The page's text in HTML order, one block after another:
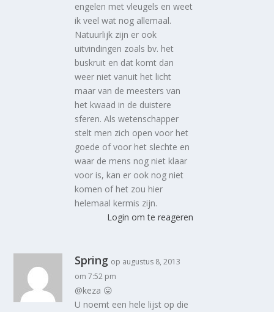
engelen met vleugels en weet
ik veel wat nog allemaal.
Natuurlijk zijn er ook
uitvindingen zoals bv. het
buskruit en dat komt dan
weer niet vanuit het licht
maar van de meesters van
het kwaad in de duistere
sferen. Als wetenschapper
stelt men zich open voor het
goede of voor het slechte en
waar de mens nog niet klaar
voor is, kan er ook nog niet
komen of het zou hier
helemaal kermis zijn.
Login om te reageren
Spring op augustus 8, 2013
om 7:52 pm
@keza 😛
U noemt een hele lijst op die